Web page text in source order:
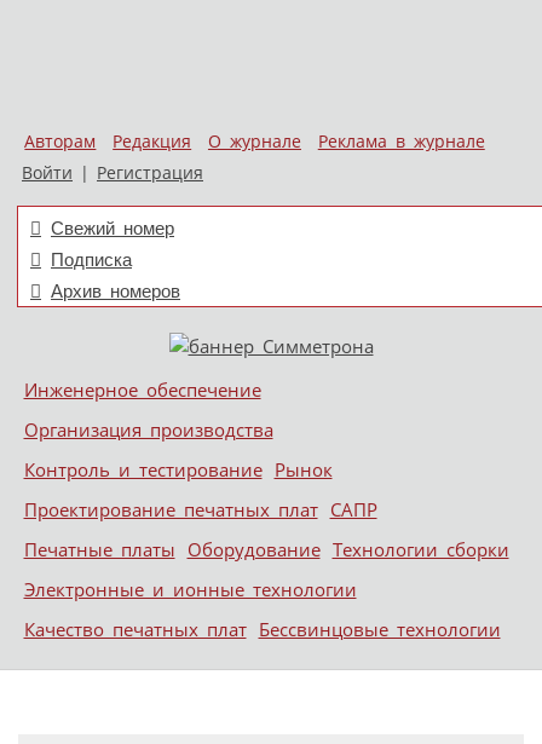
Авторам Редакция О журнале
Реклама в журнале
Войти | Регистрация
Свежий номер
Подписка
Архив номеров
Меню
Skip to content
Инженерное обеспечение
Организация производства
Контроль и тестирование Рынок
Проектирование печатных плат САПР
Печатные платы Оборудование Технологии сборки
Электронные и ионные технологии
Качество печатных плат Бессвинцовые технологии